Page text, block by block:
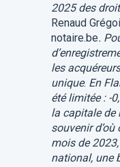
2025 des
Renaud
notaire.be.
les
unique. En
été limitée : -
la capitale de
souvenir
mois de
national, une